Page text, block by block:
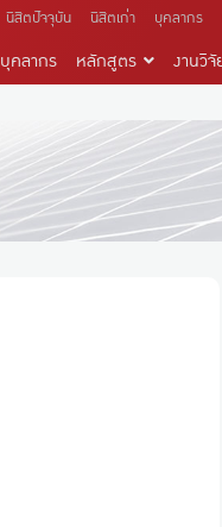
นิสิตปัจจุบัน นิสิตเก่า บุคลากร
บุคลากร หลักสูตร งานวิจั